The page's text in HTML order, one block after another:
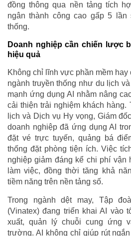
đồng thông qua nền tảng tích
ngân thành công cao gấp 5 lần
thống.
Doanh nghiệp cần chiến lược
hiệu quả
Không chỉ lĩnh vực phần mềm
ngành truyền thống như du lịch
mạnh ứng dụng AI nhằm nâng
cải thiện trải nghiệm khách hàng.
lịch và Dịch vụ Hy vọng, Giám
doanh nghiệp đã ứng dụng AI
đặt vé trực tuyến, quảng bá
thống đặt phòng tiện ích. Việc
nghiệp giảm đáng kể chi phí vận
làm việc, đồng thời tăng khả
tiềm năng trên nền tảng số.
Trong ngành dệt may, Tập
(Vinatex) đang triển khai AI vào
xuất, quản lý chuỗi cung ứng
trường. AI không chỉ giúp rút